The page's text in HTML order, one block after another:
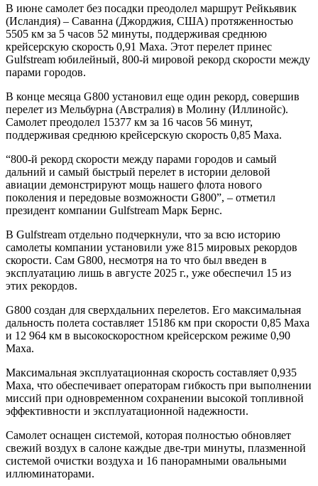
В июне самолет без посадки преодолел маршрут Рейкьявик
(Исландия) – Саванна (Джорджия, США) протяженностью
5505 км за 5 часов 52 минуты, поддерживая среднюю
крейсерскую скорость 0,91 Маха. Этот перелет принес
Gulfstream юбилейный, 800-й мировой рекорд скорости между
парами городов.
В конце месяца G800 установил еще один рекорд, совершив
перелет из Мельбурна (Австралия) в Молину (Иллинойс).
Самолет преодолел 15377 км за 16 часов 56 минут,
поддерживая среднюю крейсерскую скорость 0,85 Маха.
“800-й рекорд скорости между парами городов и самый
дальний и самый быстрый перелет в истории деловой
авиации демонстрируют мощь нашего флота нового
поколения и передовые возможности G800”, – отметил
президент компании Gulfstream Марк Бернс.
В Gulfstream отдельно подчеркнули, что за всю историю
самолеты компании установили уже 815 мировых рекордов
скорости. Сам G800, несмотря на то что был введен в
эксплуатацию лишь в августе 2025 г., уже обеспечил 15 из
этих рекордов.
G800 создан для сверхдальних перелетов. Его максимальная
дальность полета составляет 15186 км при скорости 0,85 Маха
и 12 964 км в высокоскоростном крейсерском режиме 0,90
Маха.
Максимальная эксплуатационная скорость составляет 0,935
Маха, что обеспечивает операторам гибкость при выполнении
миссий при одновременном сохранении высокой топливной
эффективности и эксплуатационной надежности.
Самолет оснащен системой, которая полностью обновляет
свежий воздух в салоне каждые две-три минуты, плазменной
системой очистки воздуха и 16 панорамными овальными
иллюминаторами.